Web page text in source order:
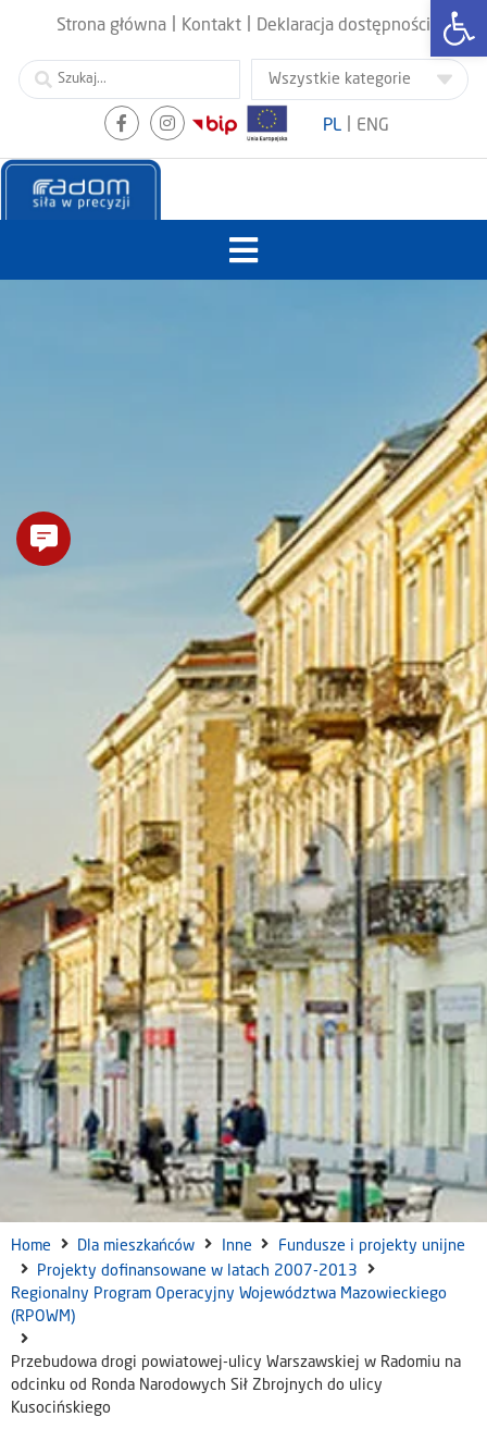
Strona główna Kontakt Deklaracja dostępności
PL ENG
Home Dla mieszkańców Inne
Fundusze i projekty unijne
Projekty dofinansowane w latach 2007-2013
Regionalny Program Operacyjny Województwa Mazowieckiego
(RPOWM)
Przebudowa drogi powiatowej-ulicy Warszawskiej w Radomiu na
odcinku od Ronda Narodowych Sił Zbrojnych do ulicy
Kusocińskiego